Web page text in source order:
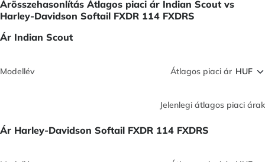
Árösszehasonlítás Átlagos piaci ár Indian Scout vs
Harley-Davidson Softail FXDR 114 FXDRS
Ár Indian Scout
Modellév Átlagos piaci ár
Jelenlegi átlagos piaci árak
Ár Harley-Davidson Softail FXDR 114 FXDRS